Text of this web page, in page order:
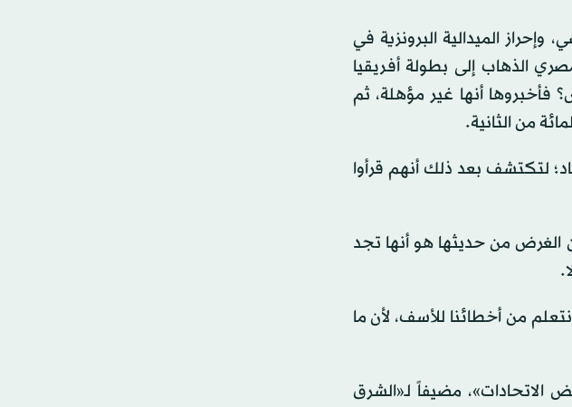
الميدالية البرونزية في
اتحاد السباحة المصري الذهاب إلى بطولة أفريقيا
فأخبروها أنها غير مؤهلة، ثم
لتكتشف بعد ذلك أنهم قرأوا
الغرض من حديثها هو أنها تجد
من أخطائنا للأسف، لأن ما
مضيفاً لـ«الشرق